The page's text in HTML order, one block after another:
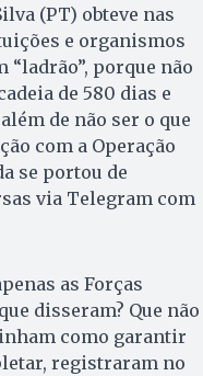
(PT) obteve nas
e organismos
“ladrão”, porque não
de 580 dias e
de não ser o que
com a Operação
se portou de
via Telegram com
as Forças
disseram? Que não
como garantir
registraram no